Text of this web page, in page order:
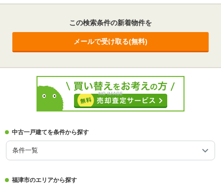
この検索条件の新着物件を
メールで受け取る(無料)
中古一戸建てを条件から探す
条件一覧
福津市のエリアから探す